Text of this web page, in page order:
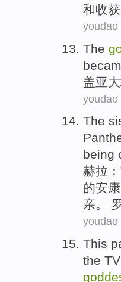
和收获
youdao
The
盖亚
youdao
The
being
赫拉
的安康
亲。
youdao
This
the